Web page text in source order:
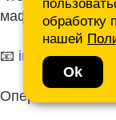
обработку
нашей
Ok
маф нам на
📧
Оперативно